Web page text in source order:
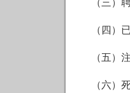
（三）
（四）
（五）注
（六）死